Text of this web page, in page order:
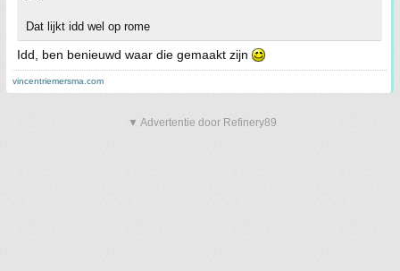
Dat lijkt idd wel op rome
Idd, ben benieuwd waar die gemaakt zijn
vincentriemersma.com
▼ Advertentie door Refinery89